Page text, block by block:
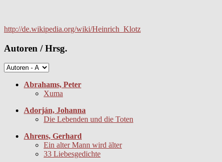
http://de.wikipedia.org/wiki/Heinrich_Klotz
Autoren / Hrsg.
Abrahams, Peter
Xuma
Adorján, Johanna
Die Lebenden und die Toten
Ahrens, Gerhard
Ein alter Mann wird älter
33 Liebesgedichte